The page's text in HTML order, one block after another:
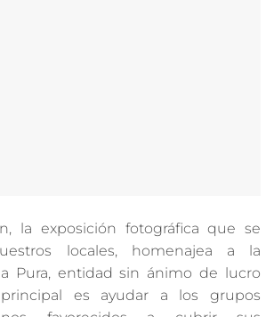
la exposición fotográfica que se
locales, homenajea a la
Pura, entidad sin ánimo de lucro
es ayudar a los grupos